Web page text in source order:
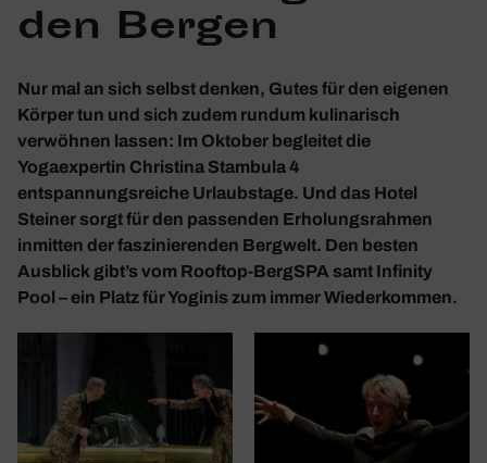
den Bergen
Nur mal an sich selbst denken, Gutes für den eigenen
Körper tun und sich zudem rundum kulinarisch
verwöhnen lassen: Im Oktober begleitet die
Yogaexpertin Christina Stambula 4
entspannungsreiche Urlaubstage. Und das Hotel
Steiner sorgt für den passenden Erholungsrahmen
inmitten der faszinierenden Bergwelt. Den besten
Ausblick gibt’s vom Rooftop-BergSPA samt Infinity
Pool – ein Platz für Yoginis zum immer Wiederkommen.